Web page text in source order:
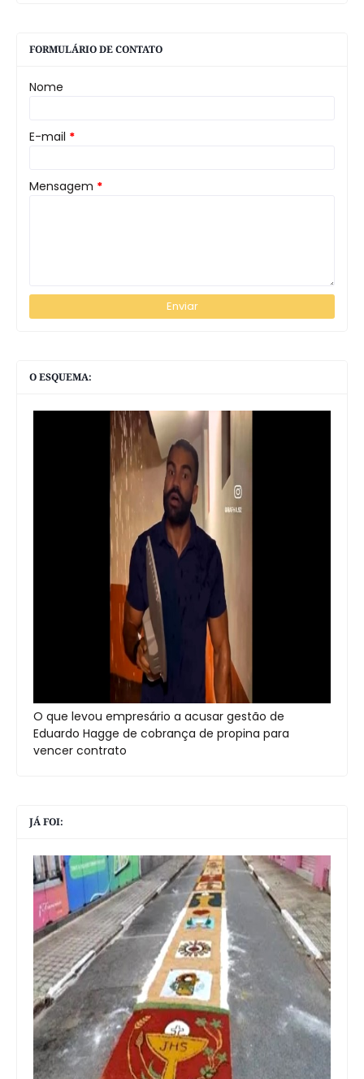
FORMULÁRIO DE CONTATO
Nome
E-mail *
Mensagem *
O ESQUEMA:
O que levou empresário a acusar gestão de
Eduardo Hagge de cobrança de propina para
vencer contrato
JÁ FOI: